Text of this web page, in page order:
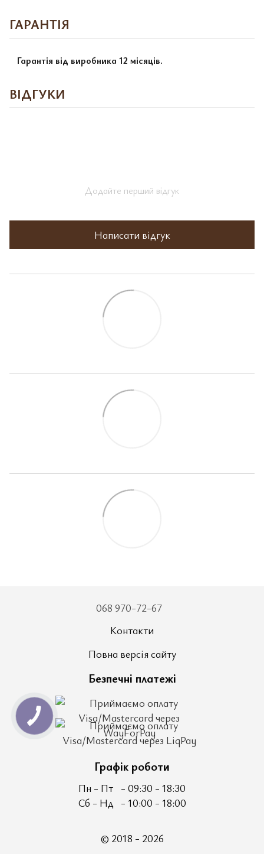
ГАРАНТІЯ
Гарантія від виробника 12 місяців.
ВІДГУКИ
Додайте перший відгук
Написати відгук
068 970-72-67
Контакти
Повна версія сайту
Безпечні платежі
Графік роботи
Пн - Пт - 09:30 - 18:30
Сб - Нд - 10:00 - 18:00
© 2018 - 2026